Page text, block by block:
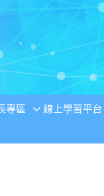
專區 線上學習平台